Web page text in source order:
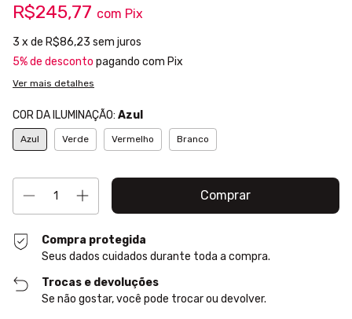
R$245,77 com Pix
3 x de R$86,23 sem juros
5% de desconto pagando com Pix
Ver mais detalhes
COR DA ILUMINAÇÃO: Azul
Azul Verde Vermelho Branco
Compra protegida
Seus dados cuidados durante toda a compra.
Trocas e devoluções
Se não gostar, você pode trocar ou devolver.